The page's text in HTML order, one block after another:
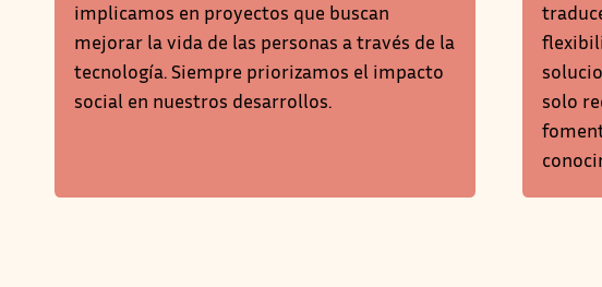
implicamos en proyectos que buscan
mejorar la vida de las personas a través de la
tecnología. Siempre priorizamos el impacto
social en nuestros desarrollos.
solo